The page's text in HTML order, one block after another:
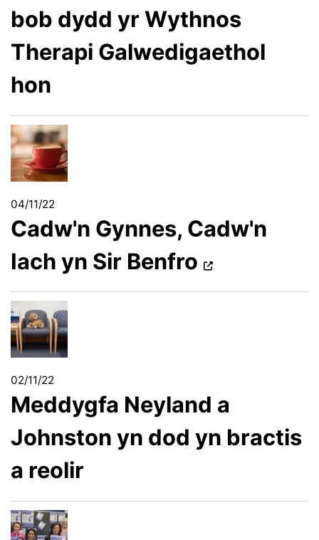
bob dydd yr Wythnos
Therapi Galwedigaethol
hon
04/11/22
Cadw'n Gynnes, Cadw'n
Iach yn Sir Benfro
02/11/22
Meddygfa Neyland a
Johnston yn dod yn bractis
a reolir